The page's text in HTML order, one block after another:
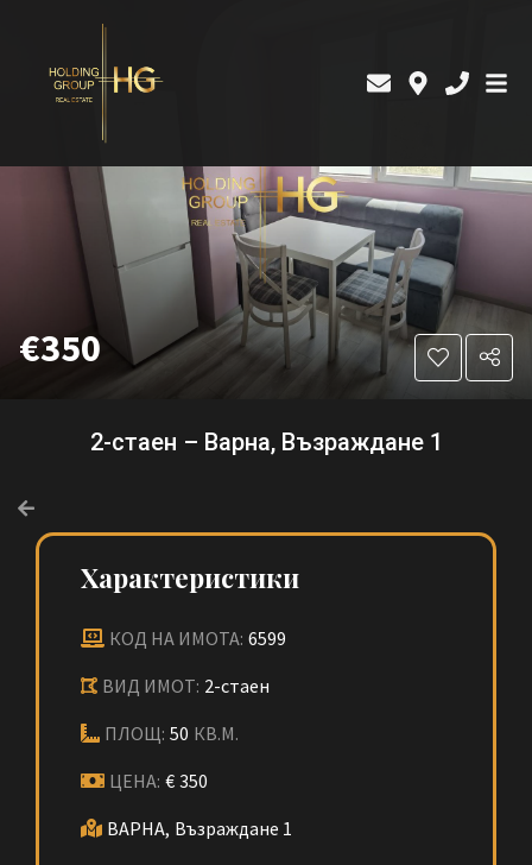
€350
2-стаен – Варна, Възраждане 1
Характеристики
КОД НА ИМОТА: 6599
ВИД ИМОТ: 2-стаен
ПЛОЩ: 50 КВ.М.
ЦЕНА: € 350
ВАРНА, Възраждане 1